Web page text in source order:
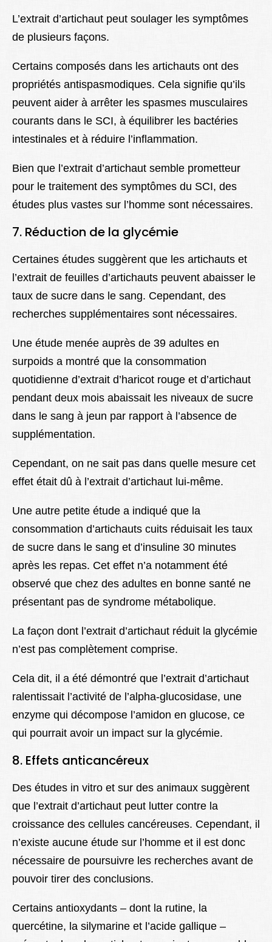
L’extrait d’artichaut peut soulager les symptômes
de plusieurs façons.
Certains composés dans les artichauts ont des
propriétés antispasmodiques. Cela signifie qu’ils
peuvent aider à arrêter les spasmes musculaires
courants dans le SCI, à équilibrer les bactéries
intestinales et à réduire l’inflammation.
Bien que l’extrait d’artichaut semble prometteur
pour le traitement des symptômes du SCI, des
études plus vastes sur l’homme sont nécessaires.
7. Réduction de la glycémie
Certaines études suggèrent que les artichauts et
l’extrait de feuilles d’artichauts peuvent abaisser le
taux de sucre dans le sang. Cependant, des
recherches supplémentaires sont nécessaires.
Une étude menée auprès de 39 adultes en
surpoids a montré que la consommation
quotidienne d’extrait d’haricot rouge et d’artichaut
pendant deux mois abaissait les niveaux de sucre
dans le sang à jeun par rapport à l’absence de
supplémentation.
Cependant, on ne sait pas dans quelle mesure cet
effet était dû à l’extrait d’artichaut lui-même.
Une autre petite étude a indiqué que la
consommation d’artichauts cuits réduisait les taux
de sucre dans le sang et d’insuline 30 minutes
après les repas. Cet effet n’a notamment été
observé que chez des adultes en bonne santé ne
présentant pas de syndrome métabolique.
La façon dont l’extrait d’artichaut réduit la glycémie
n’est pas complètement comprise.
Cela dit, il a été démontré que l’extrait d’artichaut
ralentissait l’activité de l’alpha-glucosidase, une
enzyme qui décompose l’amidon en glucose, ce
qui pourrait avoir un impact sur la glycémie.
8. Effets anticancéreux
Des études in vitro et sur des animaux suggèrent
que l’extrait d’artichaut peut lutter contre la
croissance des cellules cancéreuses. Cependant, il
n’existe aucune étude sur l’homme et il est donc
nécessaire de poursuivre les recherches avant de
pouvoir tirer des conclusions.
Certains antioxydants – dont la rutine, la
quercétine, la silymarine et l’acide gallique –